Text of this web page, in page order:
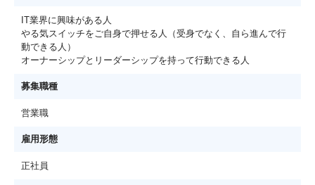
IT業界に興味がある人
やる気スイッチをご自身で押せる人（受身でなく、自ら進んで行
動できる人）
オーナーシップとリーダーシップを持って行動できる人
募集職種
営業職
雇用形態
正社員